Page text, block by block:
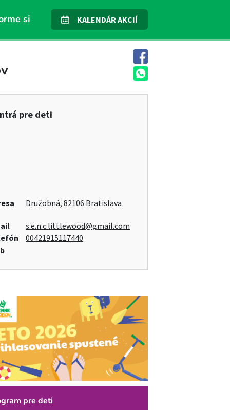
si KALENDÁR AKCIÍ
pre deti
Družobná, 82106 Bratislava
s.e.n.c.littlewood@gmail.com
00421915117440
pre deti